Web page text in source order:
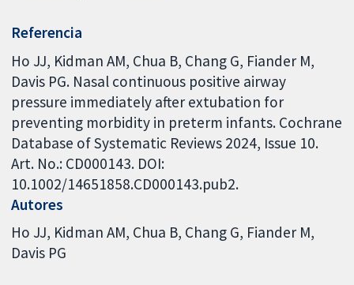
Referencia
Ho JJ, Kidman AM, Chua B, Chang G, Fiander M,
Davis PG. Nasal continuous positive airway
pressure immediately after extubation for
preventing morbidity in preterm infants. Cochrane
Database of Systematic Reviews 2024, Issue 10.
Art. No.: CD000143. DOI:
10.1002/14651858.CD000143.pub2.
Autores
Ho JJ Kidman AM Chua B Chang G Fiander M
Davis PG